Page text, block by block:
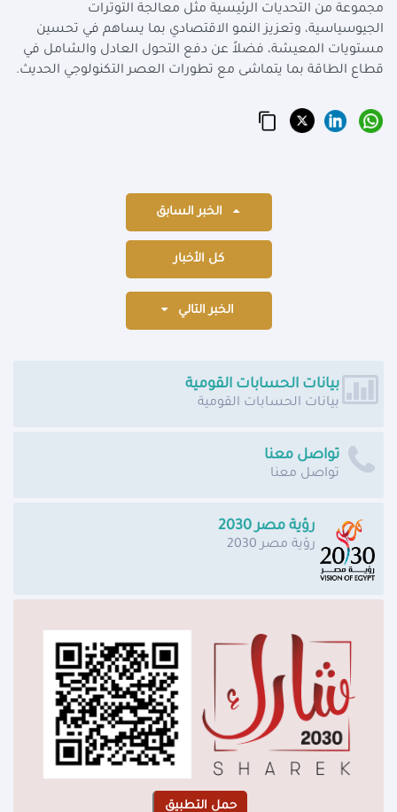
مجموعة من التحديات الرئيسية مثل معالجة التوترات
الجيوسياسية، وتعزيز النمو الاقتصادي بما يساهم في تحسين
مستويات المعيشة، فضلاً عن دفع التحول العادل والشامل في
قطاع الطاقة بما يتماشى مع تطورات العصر التكنولوجي الحديث.
الخبر السابق
كل الأخبار
الخبر التالي
بيانات الحسابات القومية
بيانات الحسابات القومية
تواصل معنا
تواصل معنا
رؤية مصر 2030
رؤية مصر 2030